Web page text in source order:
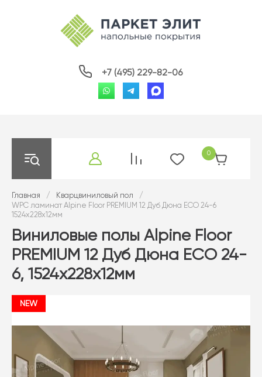
+7 (495) 229-82-06
0
Главная / Кварцвиниловый пол
/
WPC ламинат Alpine Floor PREMIUM 12 Дуб Дюна ECO 24-6
1524х228х12мм
Виниловые полы Alpine Floor
PREMIUM 12 Дуб Дюна ECO 24-
6, 1524х228х12мм
NEW